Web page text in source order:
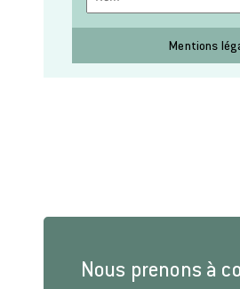
Mentions
Nous prenons à